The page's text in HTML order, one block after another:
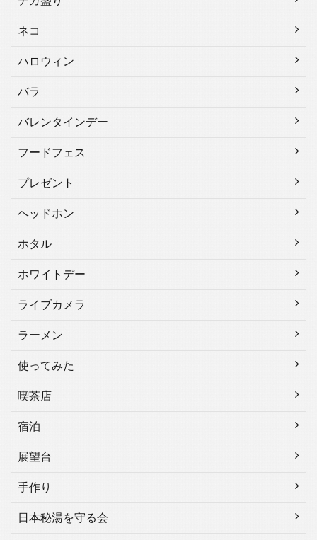
ネコ
ハロウィン
バラ
バレンタインデー
フードフェス
プレゼント
ヘッドホン
ホタル
ホワイトデー
ライブカメラ
ラーメン
使ってみた
喫茶店
宿泊
展望台
手作り
日本秘湯を守る会